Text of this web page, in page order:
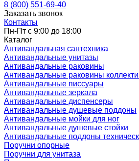
8 (800) 551-69-40
Заказать звонок
Контакты
Пн-Пт с 9:00 до 18:00
Каталог
Антивандальная сантехника
Антивандальные унитазы
Антивандальные раковины
Антивандальные раковины
Антивандальные писсуары
Антивандальные зеркала
Антивандальные диспенсеры
Антивандальные душевые поддоны
Антивандальные мойки для ног
Антивандальные душевые стойки
Антивандальные поддоны
Поручни опорные
Поручни для унитаза